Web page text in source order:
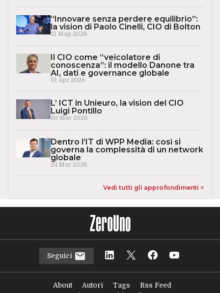
“Innovare senza perdere equilibrio”:
la vision di Paolo Cinelli, CIO di Bolton
21 Mag 2026
Il CIO come “veicolatore di
conoscenza”: il modello Danone tra
AI, dati e governance globale
01 Apr 2026
L’ ICT in Unieuro, la vision del CIO
Luigi Pontillo
30 Mar 2026
Dentro l’IT di WPP Media: così si
governa la complessità di un network
globale
23 Mar 2026
Vedi tutti gli approfondimenti >
Seguici
About Autori Tags
Rss Feed